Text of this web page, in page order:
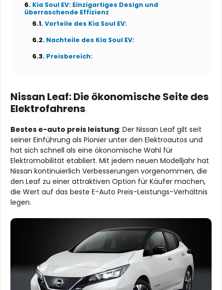
Kia Soul EV: Einzigartiges Design und
überraschende Effizienz
Vorteile des Kia Soul EV:
Nachteile des Kia Soul EV:
Preisbereich:
Nissan Leaf: Die ökonomische Seite des
Elektrofahrens
Bestes e-auto preis leistung: Der Nissan Leaf gilt seit
seiner Einführung als Pionier unter den Elektroautos und
hat sich schnell als eine ökonomische Wahl für
Elektromobilität etabliert. Mit jedem neuen Modelljahr hat
Nissan kontinuierlich Verbesserungen vorgenommen, die
den Leaf zu einer attraktiven Option für Käufer machen,
die Wert auf das beste E-Auto Preis-Leistungs-Verhältnis
legen.